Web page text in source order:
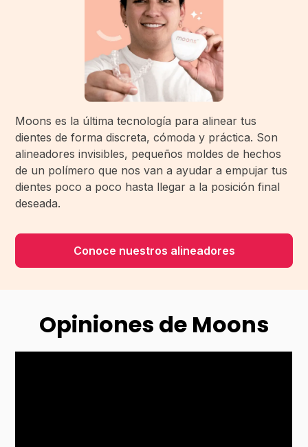
Moons es la última tecnología para alinear tus
dientes de forma discreta, cómoda y práctica. Son
alineadores invisibles, pequeños moldes de hechos
de un polímero que nos van a ayudar a empujar tus
dientes poco a poco hasta llegar a la posición final
deseada.
Conoce nuestros alineadores
Opiniones de Moons